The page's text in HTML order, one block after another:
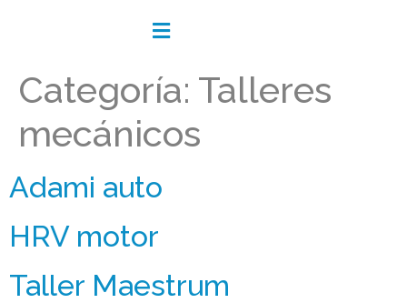
Categoría: Talleres
mecánicos
Adami auto
HRV motor
Taller Maestrum